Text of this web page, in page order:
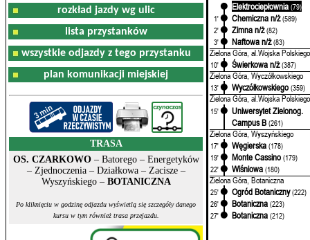
rozkład jazdy wg ulic
lista przystanków
wszystkie odjazdy z tego przystanku
plan komunikacji miejskiej
TRASA
OS. CZARKOWO– Batorego – Energetyków
– Zjednoczenia – Działkowa – Zacisze –
Wyszyńskiego – BOTANICZNA
Po kliknięciu w godzinę odjazdu wyświetlą się szczegóły danego
kursu w tym również trasa przejazdu.
Elektrociepłownia (79)
1'
Chemiczna n/ż (589)
2'
Zimna n/ż (82)
3'
Naftowa n/ż (83)
Zielona Góra, al.Wojska Polskiego
10' Świerkowa n/ż (387)
Zielona Góra, Wyczółkowskiego
13' Wyczółkowskiego (359)
Zielona Góra, al.Wojska Polskiego
15'
Uniwersytet Zielonog.
Campus B (261)
Zielona Góra, Wyszyńskiego
17' Węgierska (178)
19'
Monte Cassino (179)
22'
Wiśniowa (180)
Zielona Góra, Botaniczna
25' Ogród Botaniczny (222)
26'
Botaniczna (223)
27'
Botaniczna (212)